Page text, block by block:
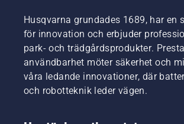
Husqvarna grundades 1689, har en
för innovation och erbjuder
park- och trädgårdsprodukter.
användbarhet möter säkerhet och
våra ledande innovationer, där
och robotteknik leder vägen.